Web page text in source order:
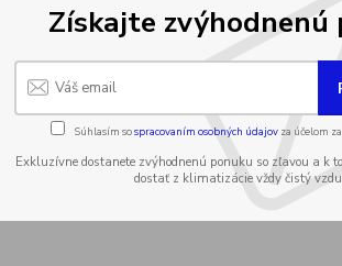
Získajte zvýhodnenú
Súhlasím sospracovaním osobných údajov za účelom
Exkluzívne dostanete zvýhodnenú ponuku so zľavou a k
dostať z klimatizácie vždy čistý